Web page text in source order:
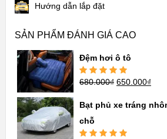
Hướng dẫn lắp đặt
SẢN PHẨM ĐÁNH GIÁ CAO
Đệm hơi ô tô
Được xếp
680.000₫ 650.000₫
Bạt phủ xe tráng
chỗ